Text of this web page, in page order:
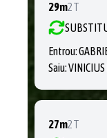
29m2T
Entrou:
Saiu:VINICIUS
27m2T